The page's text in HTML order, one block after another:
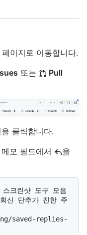
이지로 이동합니다.
또는
Pull
클릭합니다.
모 필드에서
을
신 단추가 진한 주
saved-replies-